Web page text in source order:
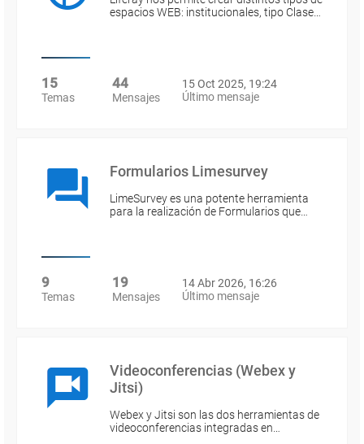
espacios WEB: institucionales, tipo Clase…
15
Temas
44
Mensajes
15 Oct 2025, 19:24
Último mensaje
Formularios Limesurvey
LimeSurvey es una potente herramienta
para la realización de Formularios que…
9
Temas
19
Mensajes
14 Abr 2026, 16:26
Último mensaje
Videoconferencias (Webex y
Jitsi)
Webex y Jitsi son las dos herramientas de
videoconferencias integradas en…